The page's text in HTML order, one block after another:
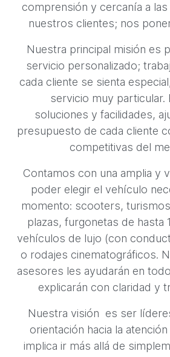
comprensión y cercanía a
nuestros clientes; nos
Nuestra principal misión es
servicio personalizado;
cada cliente se sienta
servicio muy particular.
soluciones y facilidades,
presupuesto de cada cliente
competitivas del
Contamos con una amplia y
poder elegir el vehículo
momento: scooters,
plazas, furgonetas de hasta
vehículos de lujo (con
o rodajes cinematográficos.
asesores les ayudarán en
explicarán con claridad y
Nuestra visión es ser
orientación hacia la
implica ir más allá de